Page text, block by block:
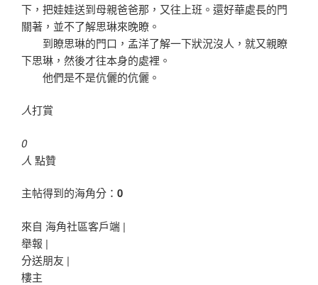
下，把娃娃送到母親爸爸那，又往上班。還好華處長的門
關著，並不了解思琳來晚瞭。
到瞭思琳的門口，孟洋了解一下狀況沒人，就又親瞭
下思琳，然後才往本身的處裡。
他們是不是伉儷的伉儷。
人打賞
0
人 點贊
主帖得到的海角分： 0
來自 海角社區客戶端 |
舉報 |
分送朋友 |
樓主